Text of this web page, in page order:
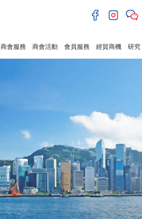
商會服務 商會活動 會員服務 經貿商機 研究